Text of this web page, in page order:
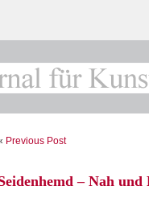
Previous Post
– Nah und